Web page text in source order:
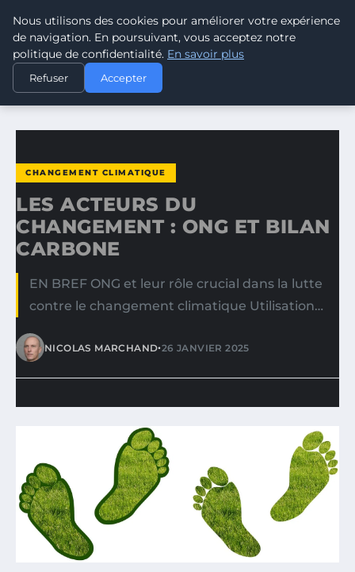
CLIMATE RESPONSE BLOG
ACCUEIL
CHANGEMENT CLIMATIQUE
LES ACTEURS DU CHANGEMENT : ONG ET BILAN CARBONE
CHANGEMENT CLIMATIQUE
LES ACTEURS DU
CHANGEMENT : ONG ET BILAN
CARBONE
EN BREF ONG et leur rôle crucial dans la lutte
contre le changement climatique Utilisation…
NICOLAS MARCHAND•26 JANVIER 2025
Nous utilisons des cookies pour améliorer votre expérience
de navigation. En poursuivant, vous acceptez notre
politique de confidentialité. En savoir plus
Refuser Accepter